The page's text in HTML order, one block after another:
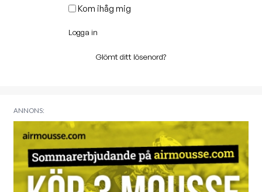
Kom ihåg mig
Logga in
Glömt ditt lösenord?
ANNONS: